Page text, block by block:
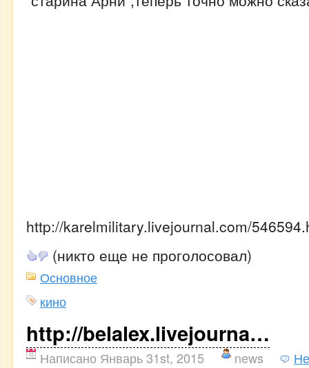
http://karelmilitary.livejournal.com/
(никто еще не проголосовал)
Основное
кино
http://belalex.livejourna…
Написано Январь 31st, 2015 news